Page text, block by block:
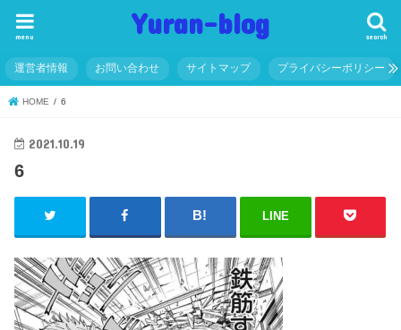
Yuran-blog search
menu
運営者情報 お問い合わせ サイトマップ プライバシーポリシー
HOME 6
2021.10.19
6
LINE